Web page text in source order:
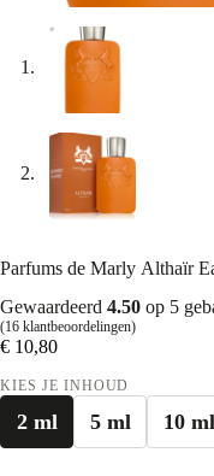
Parfums de Marly Althaïr
Gewaardeerd 4.50 op 5
(16 klantbeoordelingen)
€ 10,80
KIES JE INHOUD
2 ml 5 ml 10 ml